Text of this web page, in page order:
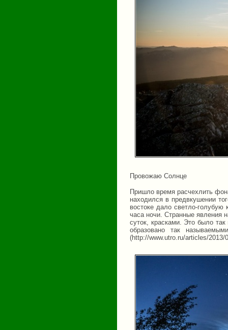
Провожаю Солнце
Пришло время расчехлить
находился в предвкушении
востоке дало светло-
часа ночи. Странные явления
суток, красками. Это было
образовано так
(http://www.utro.ru/articles/2013/